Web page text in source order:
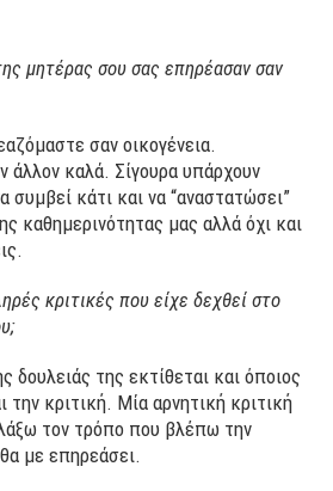
μητέρας σου σας επηρέασαν σαν
σαν οικογένεια.
άλλον καλά. Σίγουρα υπάρχουν
συμβεί κάτι και να “αναστατώσει”
καθημερινότητας μας αλλά όχι και
κριτικές που είχε δεχθεί στο
δουλειάς της εκτίθεται και όποιος
την κριτική. Μία αρνητική κριτική
τον τρόπο που βλέπω την
με επηρεάσει.